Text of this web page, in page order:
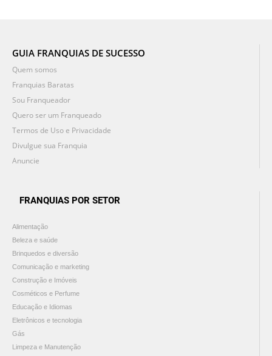
GUIA FRANQUIAS DE SUCESSO
Quem somos
Franquias Baratas
Sou Franqueador
Quero ser um Franqueado
Termos de Uso e Privacidade
Divulgue sua Franquia
Anuncie
FRANQUIAS POR SETOR
Alimentação
Beleza e saúde
Brinquedos e diversão
Comunicação e marketing
Construção e Imóveis
Cosméticos e Perfume
Educação e Idiomas
Eletrônicos e tecnologia
Gás
Limpeza e Manutenção